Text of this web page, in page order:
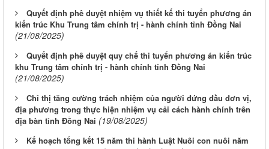
Quyết định phê duyệt nhiệm vụ thiết kế thi tuyển phương án
kiến trúc Khu Trung tâm chính trị - hành chính tỉnh Đồng Nai
(21/08/2025)
Quyết định phê duyệt quy chế thi tuyển phương án kiến trúc
khu Trung tâm chính trị - hành chính tỉnh Đồng Nai
(21/08/2025)
Chỉ thị tăng cường trách nhiệm của người đứng đầu đơn vị,
địa phương trong thực hiện nhiệm vụ cải cách hành chính trên
địa bàn tỉnh Đồng Nai (19/08/2025)
Kế hoạch tổng kết 15 năm thi hành Luật Nuôi con nuôi năm